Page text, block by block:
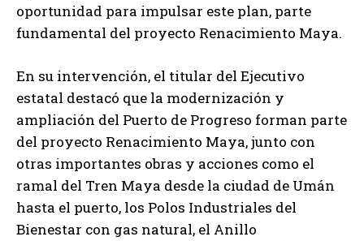
oportunidad para impulsar este plan, parte
fundamental del proyecto Renacimiento Maya.
En su intervención, el titular del Ejecutivo
estatal destacó que la modernización y
ampliación del Puerto de Progreso forman parte
del proyecto Renacimiento Maya, junto con
otras importantes obras y acciones como el
ramal del Tren Maya desde la ciudad de Umán
hasta el puerto, los Polos Industriales del
Bienestar con gas natural, el Anillo